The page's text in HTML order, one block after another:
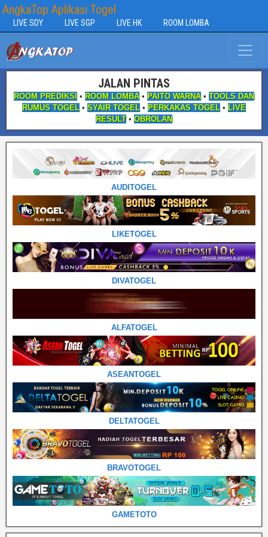
AngkaTop Aplikasi Togel
LIVE SDY LIVE SGP LIVE HK ROOM LOMBA
JALAN PINTAS
ROOM PREDIKSI • ROOM LOMBA• PAITO WARNA• TOOLS DAN
RUMUS TOGEL• SYAIR TOGEL• PERKAKAS TOGEL• LIVE
RESULT• OBROLAN
AUDITOGEL
LIKETOGEL
DIVATOGEL
ALFATOGEL
ASEANTOGEL
DELTATOGEL
BRAVOTOGEL
GAMETOTO